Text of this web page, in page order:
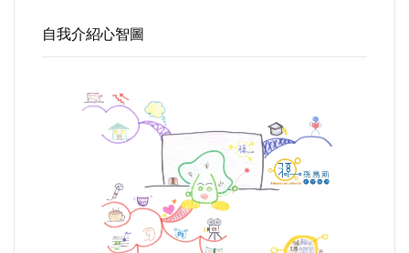
自我介紹心智圖